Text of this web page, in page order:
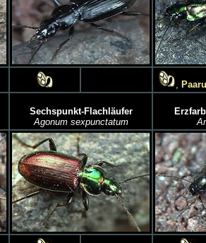
,
Sechspunkt-Flachläufer
Agonum sexpunctatum